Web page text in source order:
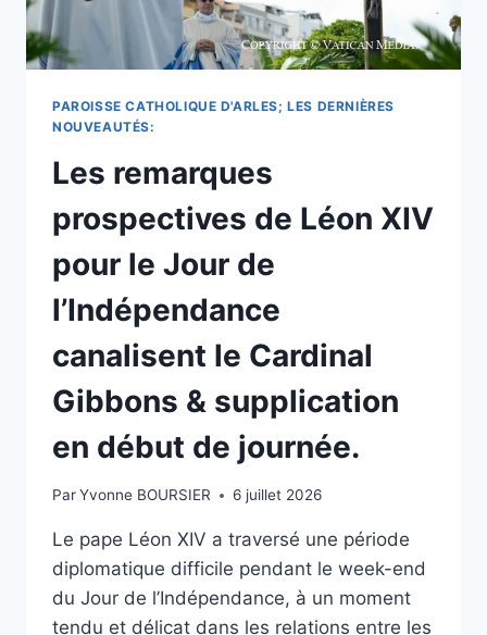
LA
BASILIQUE
DE
ET
DÉBUT
JOURNÉE.
PAROISSE CATHOLIQUE D'ARLES; LES DERNIÈRES
NOUVEAUTÉS:
Les remarques
prospectives de Léon XIV
pour le Jour de
l’Indépendance
canalisent le Cardinal
Gibbons & supplication
en début de journée.
ParYvonne BOURSIER 6 juillet 2026
Le pape Léon XIV a traversé une période
diplomatique difficile pendant le week-end
du Jour de l’Indépendance, à un moment
tendu et délicat dans les relations entre les